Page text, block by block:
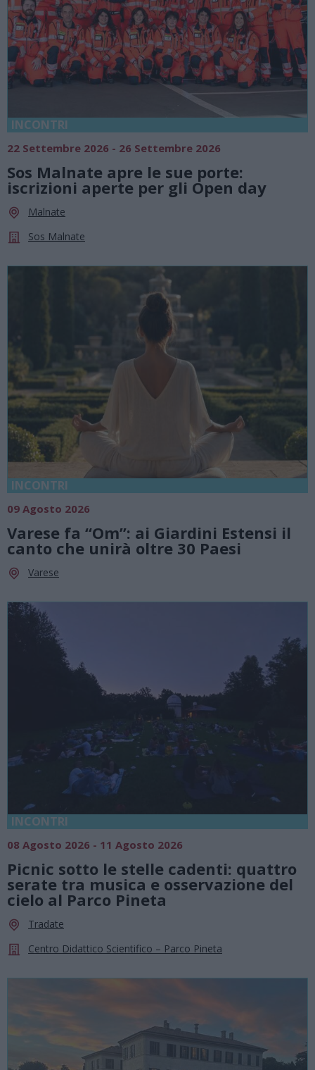
INCONTRI
22 Settembre 2026 - 26 Settembre 2026
Sos Malnate apre le sue porte:
iscrizioni aperte per gli Open day
Malnate
Sos Malnate
INCONTRI
09 Agosto 2026
Varese fa “Om”: ai Giardini Estensi il
canto che unirà oltre 30 Paesi
Varese
INCONTRI
08 Agosto 2026 - 11 Agosto 2026
Picnic sotto le stelle cadenti: quattro
serate tra musica e osservazione del
cielo al Parco Pineta
Tradate
Centro Didattico Scientifico – Parco Pineta